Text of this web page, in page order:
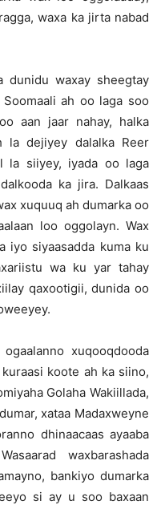
waxa ka jirta nabad
dunidu waxay sheegtay
ah oo laga soo
aan jaar nahay, halka
la dejiyey dalalka Reer
la siiyey, iyada oo laga
ka jira. Dalkaas
xuquuq ah dumarka oo
loo oggolayn. Wax
iyo siyaasadda kuma ku
wa ku yar tahay
qaxootigii, dunida oo
xuqooqdooda
koote ah ka siino,
Golaha Wakiillada,
xataa Madaxweyne
dhinaacaas ayaaba
waxbarashada
bankiyo dumarka
si ay u soo baxaan